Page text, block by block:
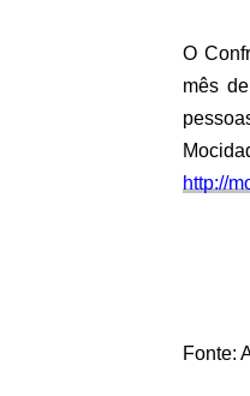
O
mês
http://
Fonte: